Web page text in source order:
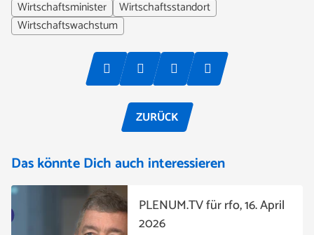
Wirtschaftsminister
Wirtschaftsstandort
Wirtschaftswachstum
ZURÜCK
Das könnte Dich auch interessieren
PLENUM.TV für rfo, 16. April
2026